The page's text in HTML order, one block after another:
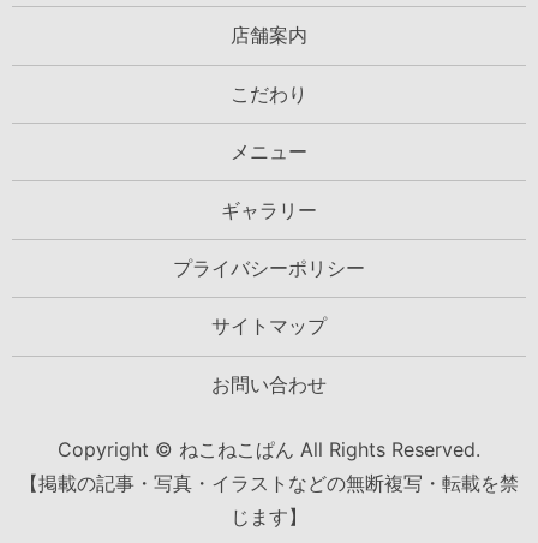
店舗案内
こだわり
メニュー
ギャラリー
プライバシーポリシー
サイトマップ
お問い合わせ
Copyright © ねこねこぱん All Rights Reserved.
【掲載の記事・写真・イラストなどの無断複写・転載を禁
じます】